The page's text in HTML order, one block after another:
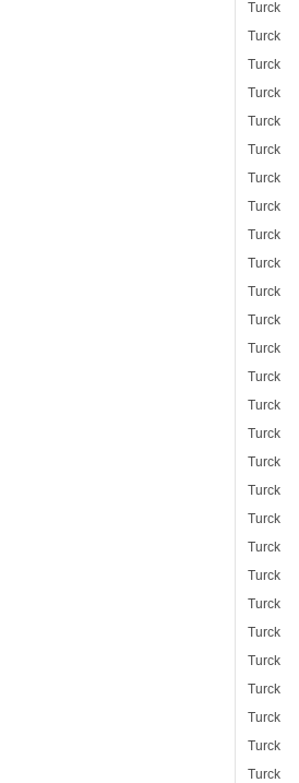
Turck
Turck
Turck
Turck
Turck
Turck
Turck
Turck
Turck
Turck
Turck
Turck
Turck
Turck
Turck
Turck
Turck
Turck
Turck
Turck
Turck
Turck
Turck
Turck
Turck
Turck
Turck
Turck